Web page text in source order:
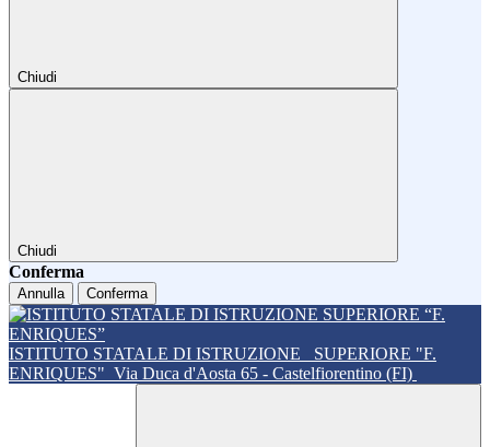
Chiudi
Chiudi
Conferma
Annulla Conferma
ISTITUTO STATALE DI ISTRUZIONE
SUPERIORE "F.
ENRIQUES" Via Duca d'Aosta 65 - Castelfiorentino (FI)